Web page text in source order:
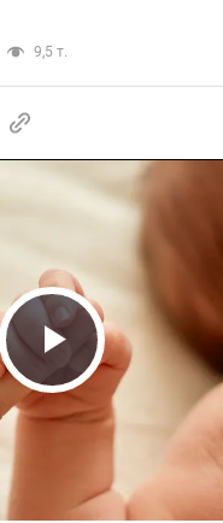
9,5 т.
Play